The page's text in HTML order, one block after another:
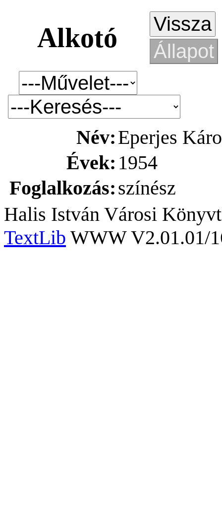
Alkotó
Név:Eperjes
Évek: 1954
Foglalkozás:színész
Halis István Városi
TextLib WWW V2.01.01/